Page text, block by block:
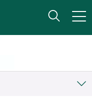
打開
小版